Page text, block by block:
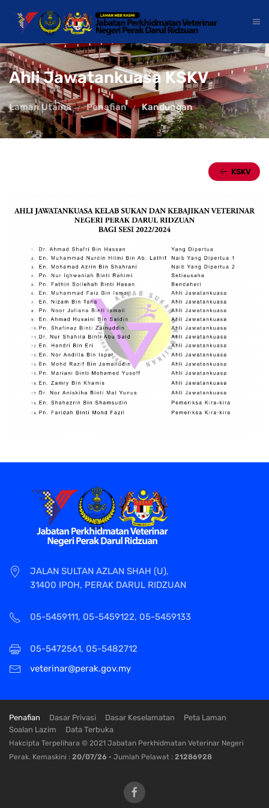
Ahli Jawatankuasa KSKV
Laman Utama Penafian Kandungan
KSKV
JALAN SULTAN AZLAN SHAH (U),
31400 IPOH, PERAK DARUL RIDZUAN
05-5459111, 05-5459122, 05-5459133
05-5472561, 05-5482712
veterinar@perak.gov.my
Penafian Dasar Privasi Dasar Keselamatan
Peta Laman
Soalan Lazim
Data Terbuka
Hakcipta Terpelihara © 2021 Jabatan Perkhidmatan Veterinar Negeri
Perak. Kemaskini : 20/07/26 • Jumlah Pelawat : 21286928